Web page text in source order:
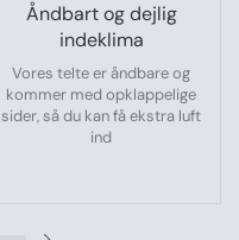
Åndbart og dejlig
indeklima
Vores telte er åndbare og
kommer med opklappelige
sider, så du kan få ekstra luft
ind